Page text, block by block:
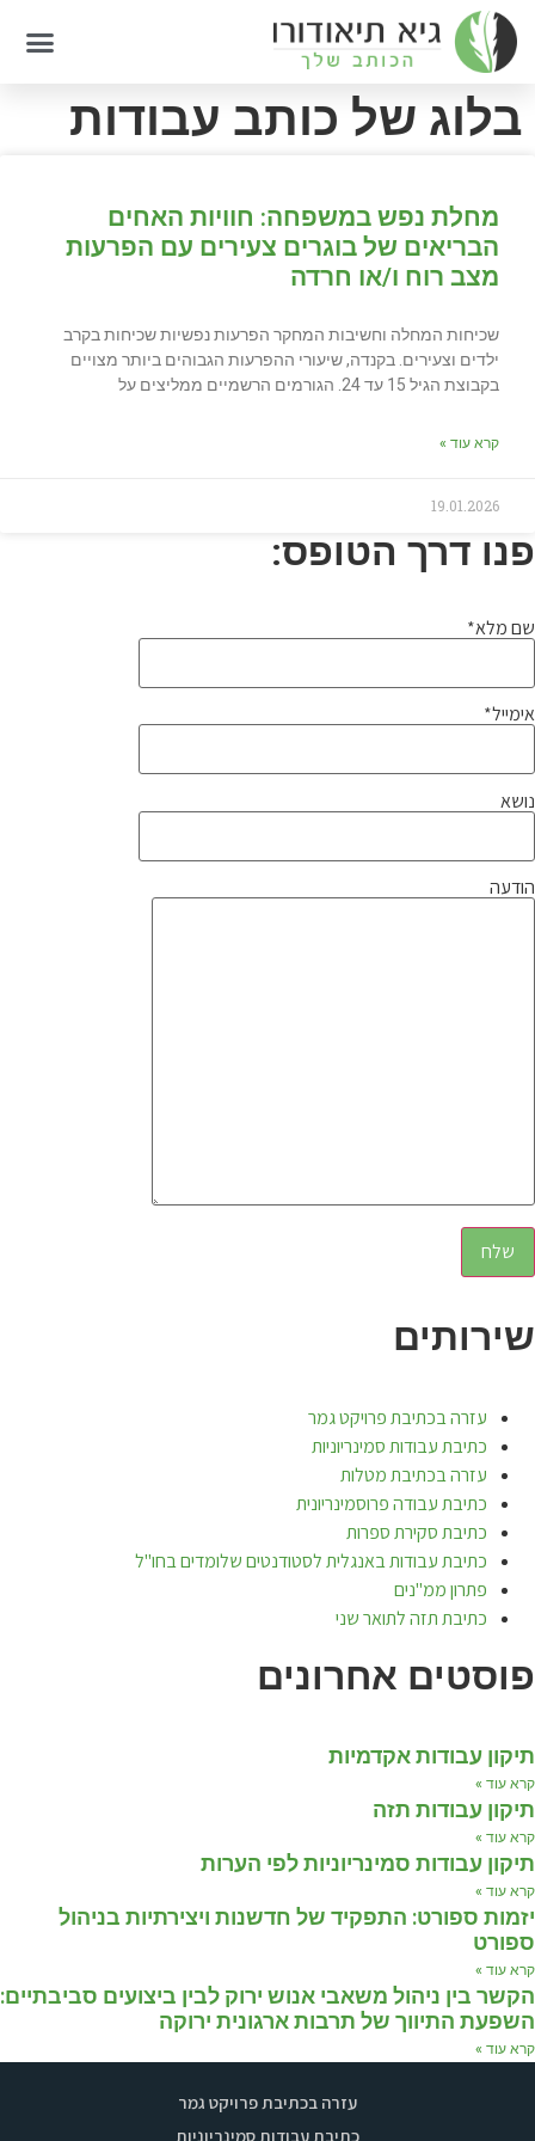
בלוג של כותב עבודות
מחלת נפש במשפחה: חוויות האחים
הבריאים של בוגרים צעירים עם הפרעות
מצב רוח ו/או חרדה
שכיחות המחלה וחשיבות המחקר הפרעות נפשיות שכיחות בקרב
ילדים וצעירים. בקנדה, שיעורי ההפרעות הגבוהים ביותר מצויים
בקבוצת הגיל 15 עד 24. הגורמים הרשמיים ממליצים על
קרא עוד »
19.01.2026
פנו דרך הטופס:
שם מלא*
אימייל*
נושא
הודעה
שירותים
עזרה בכתיבת פרויקט גמר
כתיבת עבודות סמינריוניות
עזרה בכתיבת מטלות
כתיבת עבודה פרוסמינריונית
כתיבת סקירת ספרות
כתיבת עבודות באנגלית לסטודנטים שלומדים בחו"ל
פתרון ממ"נים
כתיבת תזה לתואר שני
פוסטים אחרונים
תיקון עבודות אקדמיות
קרא עוד »
תיקון עבודות תזה
קרא עוד »
תיקון עבודות סמינריוניות לפי הערות
קרא עוד »
יזמות ספורט: התפקיד של חדשנות ויצירתיות בניהול
ספורט
קרא עוד »
הקשר בין ניהול משאבי אנוש ירוק לבין ביצועים סביבתיים:
השפעת התיווך של תרבות ארגונית ירוקה
קרא עוד »
עזרה בכתיבת פרויקט גמר
כתיבת עבודות סמינריוניות